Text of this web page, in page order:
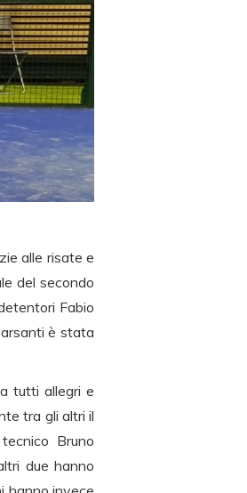
alle risate e
del secondo
Fabio
è stata
tutti allegri e
tra gli altri il
Bruno
due hanno